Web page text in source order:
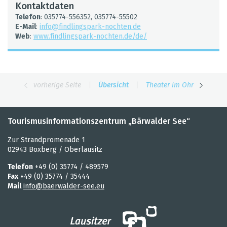
Kon­takt­da­ten
Tele­fon: 035774-556352, 035774-55502
E-Mail: info@​fin​dlin​gspa​rk-​nochten.​de
Web: www.​fin​dlin​gspa​rk-​nochten.​de/​de/
vor­he­rige Seite Über­sicht Thea­ter im Ohr
Tourismusinformationszentrum „Bärwalder See“
Zur Strandpromenade 1
02943 Boxberg / Oberlausitz
Telefon +49 (0) 35774 / 489579
Fax +49 (0) 35774 / 35444
Mail info@baerwalder-see.eu